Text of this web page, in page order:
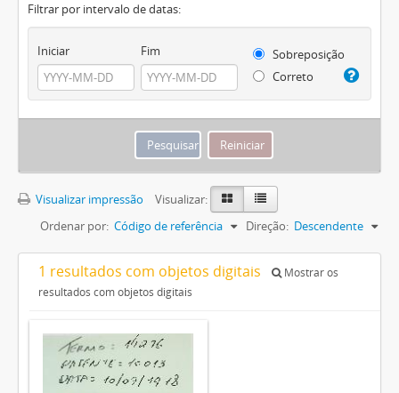
Filtrar por intervalo de datas:
Iniciar Fim
Sobreposição
Correto
Visualizar impressão
Visualizar:
Ordenar por: Código de referência Direção: Descendente
1 resultados com objetos digitais
Mostrar os
resultados com objetos digitais